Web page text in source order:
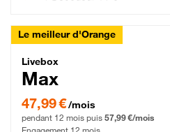
Le meilleur d'Orange
Livebox Max Fibre
Livebox
Max
47,99 € par mois pendant 12 mois
47,99 €/mois
pendant 12 mois puis 57,99 €/mois